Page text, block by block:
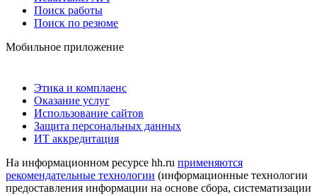
Поиск работы
Поиск по резюме
Мобильное приложение
Этика и комплаенс
Оказание услуг
Использование сайтов
Защита персональных данных
ИТ аккредитация
На информационном ресурсе hh.ru применяются
рекомендательные технологии (информационные технологии
предоставления информации на основе сбора, систематизации